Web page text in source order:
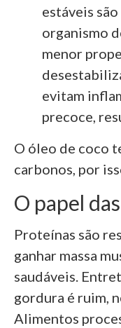
estáveis
organismo
menor
evitam
precoce,
O óleo de coco
carbonos, por
O papel
Proteínas são
ganhar massa
saudáveis.
gordura é ruim,
Alimentos